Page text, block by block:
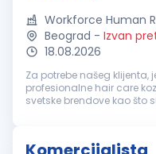
Workforce Human
Beograd - Izvan
18.08.2026
Za potrebe našeg
profesionalne hair care
svetske brendove kao što